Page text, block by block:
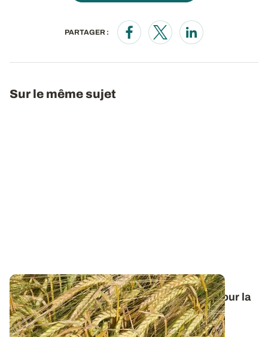
PARTAGER :
Opens in a new window
Opens in a new window
Opens in a new
Sur le même sujet
Orge de printemps : nos préconisations pour la
campagne 2026
Retrouvez tous les résultats d’essais de la dernière